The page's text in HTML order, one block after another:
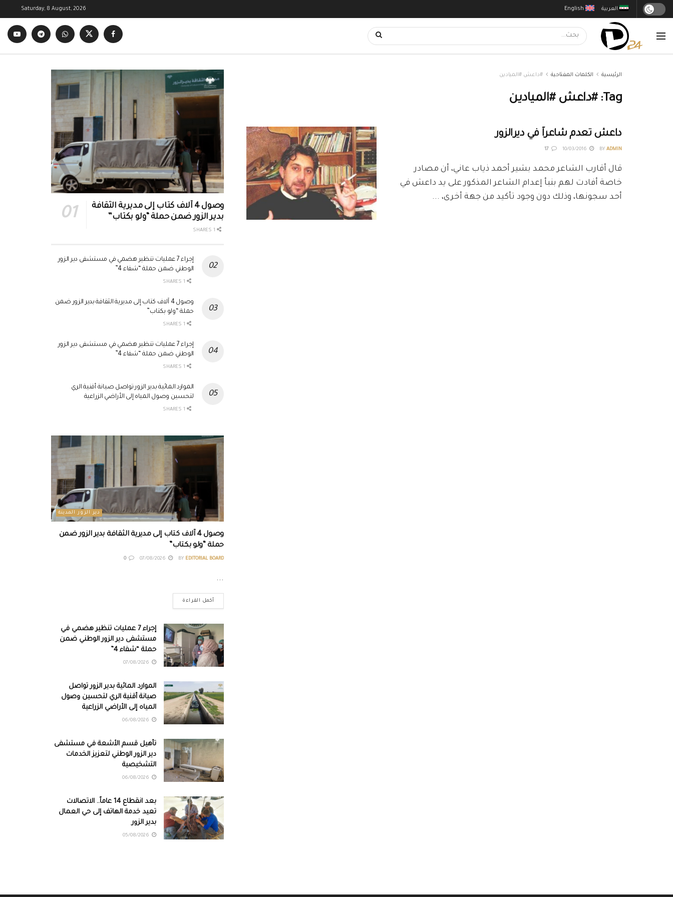
English العربية Saturday, 8 August, 2026
الرئيسية الكلمات المفتاحية #داعش #الميادين
Tag: #داعش #الميادين
داعش تعدم شاعراً في ديرالزور
BY ADMIN
قال أقارب الشاعر محمد بشير أحمد ذياب عاني، أن مصادر
خاصة أفادت لهم بنبأ إعدام الشاعر المذكور على يد داعش في
أحد سجونها، وذلك دون وجود تأكيد من جهة أخرى، ...
وصول 4 آلاف كتاب إلى مديرية الثقافة
بدير الزور ضمن حملة “ولو بكتاب”
إجراء 7 عمليات تنظير هضمي في مستشفى دير الزور
الوطني ضمن حملة “شفاء 4”
وصول 4 آلاف كتاب إلى مديرية الثقافة بدير الزور ضمن
حملة “ولو بكتاب”
إجراء 7 عمليات تنظير هضمي في مستشفى دير الزور
الوطني ضمن حملة “شفاء 4”
الموارد المائية بدير الزور تواصل صيانة أقنية الري
لتحسين وصول المياه إلى الأراضي الزراعية
دير الزور المدينة
وصول 4 آلاف كتاب إلى مديرية الثقافة بدير الزور ضمن
حملة “ولو بكتاب”
BY EDITORIAL BOARD
0
...
أكمل القراءة
إجراء 7 عمليات تنظير هضمي في
مستشفى دير الزور الوطني ضمن
حملة “شفاء 4”
الموارد المائية بدير الزور تواصل
صيانة أقنية الري لتحسين وصول
المياه إلى الأراضي الزراعية
تأهيل قسم الأشعة في مستشفى
دير الزور الوطني لتعزيز الخدمات
التشخيصية
بعد انقطاع 14 عاماً.. الاتصالات
تعيد خدمة الهاتف إلى حي العمال
بدير الزور